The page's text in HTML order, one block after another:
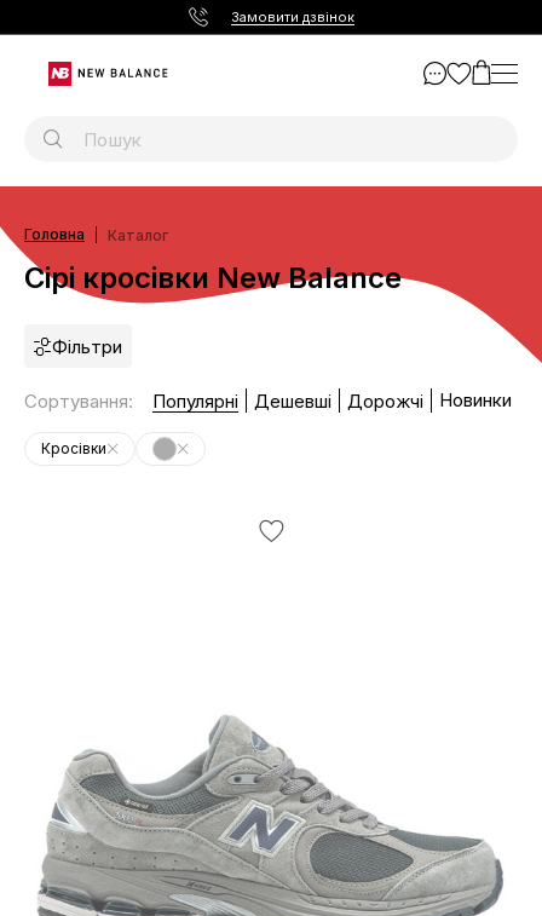
Замовити дзвінок
Головна Каталог
Сірі кросівки New Balance
Фільтри
Сортування: Популярні Дешевші Дорожчі Новинки
Кросівки